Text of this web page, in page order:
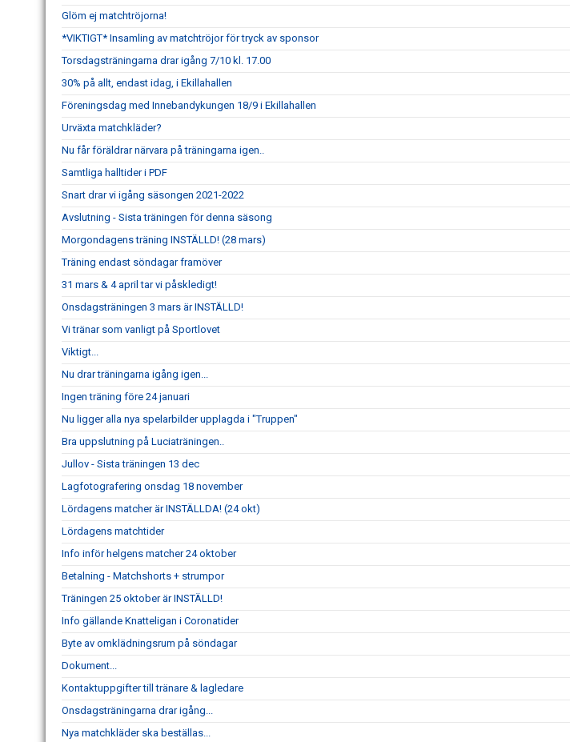
Glöm ej matchtröjorna!
*VIKTIGT* Insamling av matchtröjor för tryck av sponsor
Torsdagsträningarna drar igång 7/10 kl. 17.00
30% på allt, endast idag, i Ekillahallen
Föreningsdag med Innebandykungen 18/9 i Ekillahallen
Urväxta matchkläder?
Nu får föräldrar närvara på träningarna igen..
Samtliga halltider i PDF
Snart drar vi igång säsongen 2021-2022
Avslutning - Sista träningen för denna säsong
Morgondagens träning INSTÄLLD! (28 mars)
Träning endast söndagar framöver
31 mars & 4 april tar vi påskledigt!
Onsdagsträningen 3 mars är INSTÄLLD!
Vi tränar som vanligt på Sportlovet
Viktigt...
Nu drar träningarna igång igen...
Ingen träning före 24 januari
Nu ligger alla nya spelarbilder upplagda i "Truppen"
Bra uppslutning på Luciaträningen..
Jullov - Sista träningen 13 dec
Lagfotografering onsdag 18 november
Lördagens matcher är INSTÄLLDA! (24 okt)
Lördagens matchtider
Info inför helgens matcher 24 oktober
Betalning - Matchshorts + strumpor
Träningen 25 oktober är INSTÄLLD!
Info gällande Knatteligan i Coronatider
Byte av omklädningsrum på söndagar
Dokument...
Kontaktuppgifter till tränare & lagledare
Onsdagsträningarna drar igång...
Nya matchkläder ska beställas...